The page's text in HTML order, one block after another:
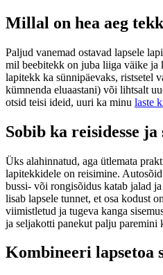
Millal on hea aeg
Paljud vanemad ostavad lapsele
mil beebitekk on juba liiga väike
lapitekk ka sünnipäevaks, ristsetel
kümnenda eluaastani) või lihtsalt
otsid teisi ideid, uuri ka minu laste
Sobib ka reisidesse ja
Üks alahinnatud, aga ütlemata
lapitekkidele on reisimine.
bussi- või rongisõidus katab jalad
lisab lapsele tunnet, et osa kodust
viimistletud ja tugeva kanga
ja seljakotti panekut palju paremini
Kombineeri lapsetoa